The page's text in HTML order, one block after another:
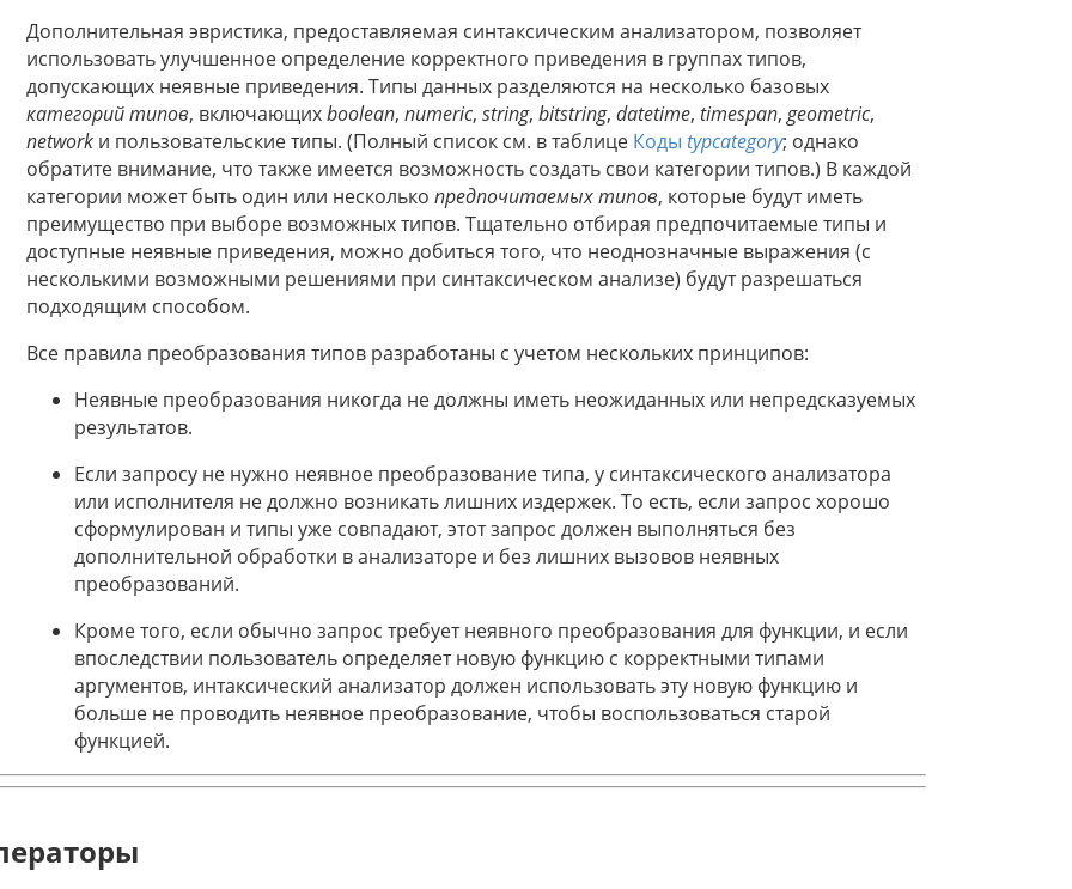
Дополнительная эвристика, предоставляемая синтаксическим анализатором, позволяет
использовать улучшенное определение корректного приведения в группах типов,
допускающих неявные приведения. Типы данных разделяются на несколько базовых
категорий типов, включающихboolean, numeric, string, bitstring, datetime, timespan, geometric,
network и пользовательские типы. (Полный список см. в таблице Коды typcategory; однако
обратите внимание, что также имеется возможность создать свои категории типов.) В каждой
категории может быть один или несколько предпочитаемых типов, которые будут иметь
преимущество при выборе возможных типов. Тщательно отбирая предпочитаемые типы и
доступные неявные приведения, можно добиться того, что неоднозначные выражения (с
несколькими возможными решениями при синтаксическом анализе) будут разрешаться
подходящим способом.
Все правила преобразования типов разработаны с учетом нескольких принципов:
Неявные преобразования никогда не должны иметь неожиданных или непредсказуемых
результатов.
Если запросу не нужно неявное преобразование типа, у синтаксического анализатора
или исполнителя не должно возникать лишних издержек. То есть, если запрос хорошо
сформулирован и типы уже совпадают, этот запрос должен выполняться без
дополнительной обработки в анализаторе и без лишних вызовов неявных
преобразований.
Кроме того, если обычно запрос требует неявного преобразования для функции, и если
впоследствии пользователь определяет новую функцию с корректными типами
аргументов, интаксический анализатор должен использовать эту новую функцию и
больше не проводить неявное преобразование, чтобы воспользоваться старой
функцией.